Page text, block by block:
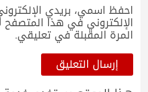
احفظ اسمي، بريدي
الإلكتروني في هذا المتصفح
المرة المقبلة في تعليقي.